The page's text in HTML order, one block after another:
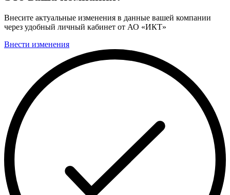
Внесите актуальные изменения в данные вашей компании
через удобный личный кабинет от АО «ИКТ»
Внести изменения